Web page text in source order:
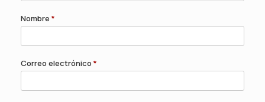
Nombre *
Correo electrónico *